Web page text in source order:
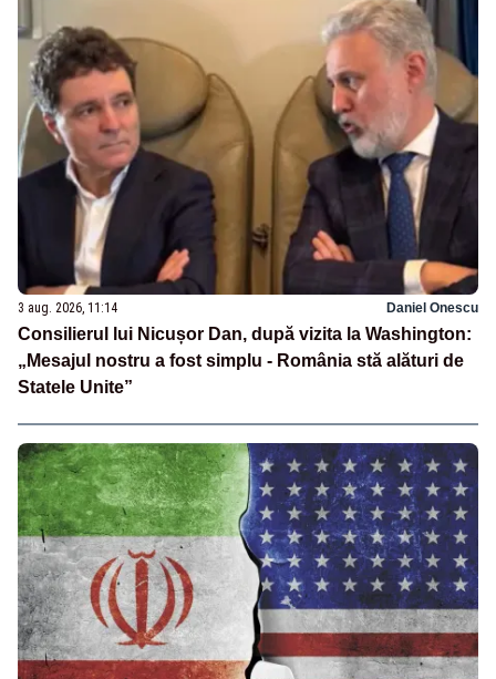
3 aug. 2026, 11:14 Daniel Onescu
Consilierul lui Nicușor Dan, după vizita la Washington:
„Mesajul nostru a fost simplu - România stă alături de
Statele Unite”